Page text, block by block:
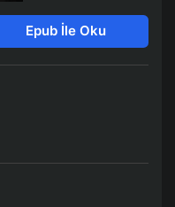
Epub İle Oku